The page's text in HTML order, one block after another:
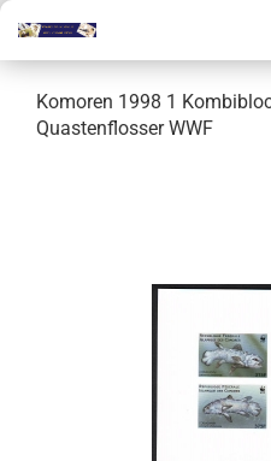
Komoren 1998 1
Quastenflosser WWF